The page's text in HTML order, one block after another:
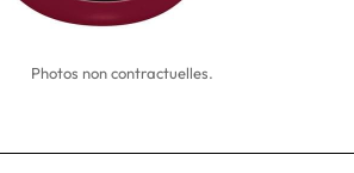
Photos non contractuelles.